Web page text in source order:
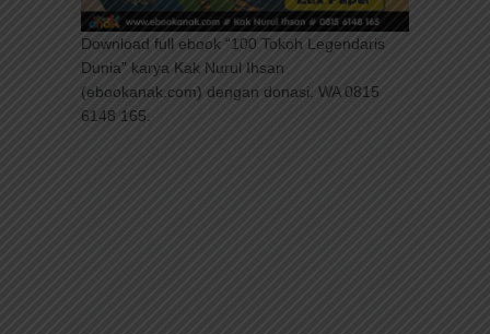
Download full ebook “100 Tokoh Legendaris
Dunia” karya Kak Nurul Ihsan
(ebookanak.com) dengan donasi. WA 0815
6148 165.